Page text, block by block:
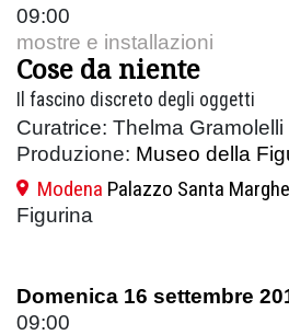
09:00
mostre e installazioni
Cose da niente
Il fascino discreto degli oggetti
Curatrice: Thelma Gramolelli
Produzione: Museo della
Modena Palazzo Santa
Figurina
Domenica 16 settembre
09:00